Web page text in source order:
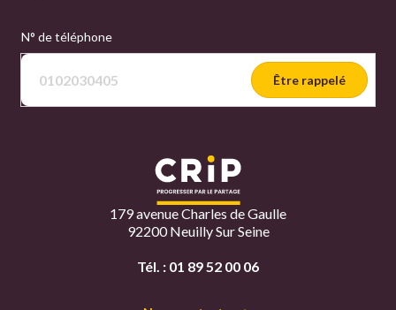
N° de téléphone
Être rappelé
179 avenue Charles de Gaulle
92200 Neuilly Sur Seine
Tél. : 01 89 52 00 06